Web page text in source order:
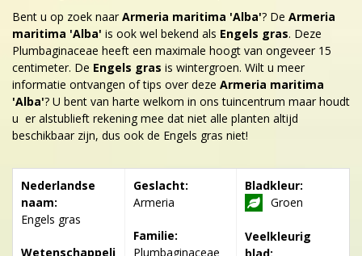
Bent u op zoek naarArmeria maritima 'Alba'? De Armeria
maritima 'Alba' is ook wel bekend als Engels gras. Deze
Plumbaginaceae heeft een maximale hoogt van ongeveer 15
centimeter. De Engels gras is wintergroen. Wilt u meer
informatie ontvangen of tips over deze Armeria maritima
'Alba'? U bent van harte welkom in ons tuincentrum maar houdt
u er alstublieft rekening mee dat niet alle planten altijd
beschikbaar zijn, dus ook de Engels gras niet!
Nederlandse
naam:
Engels gras
Wetenschappeli
Geslacht:
Armeria
Familie:
Plumbaginaceae
Bladkleur:
Groen
Veelkleurig